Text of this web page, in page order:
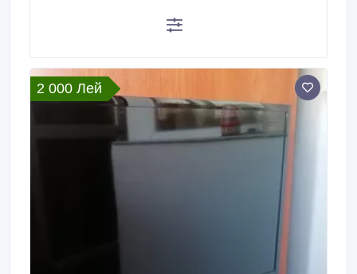
2 000 Лей